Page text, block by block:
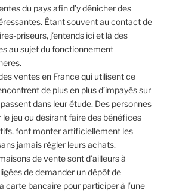
du pays afin d’y dénicher des
Étant souvent au contact de
priseurs, j’entends ici et là des
au sujet du fonctionnement
ventes en France qui utilisent ce
de plus en plus d’impayés sur
dans leur étude. Des personnes
le jeu ou désirant faire des bénéfices
font monter artificiellement les
jamais régler leurs achats.
de vente sont d’ailleurs à
de demander un dépôt de
carte bancaire pour participer à l’une